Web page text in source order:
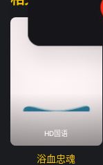
HD国语
浴血忠魂